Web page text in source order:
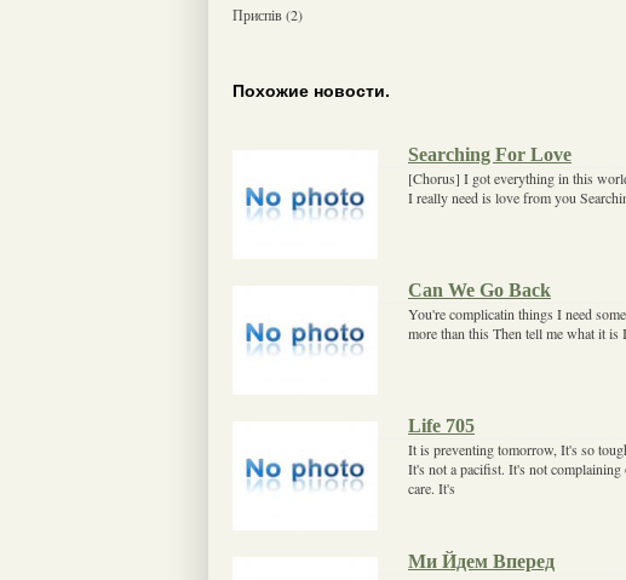
Приспів (2)
Похожие новости.
Searching For Love
[Chorus] I got everything in this
I really need is love from you
Can We Go Back
You're complicatin things I need
more than this Then tell me what it
Life 705
It is preventing tomorrow, It's so
It's not a pacifist. It's not
care. It's
Ми Йдем Вперед